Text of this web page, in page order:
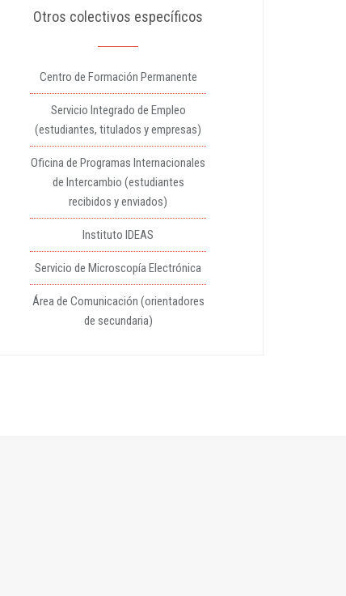
Otros colectivos específicos
Centro de Formación Permanente
Servicio Integrado de Empleo
(estudiantes, titulados y empresas)
Oficina de Programas Internacionales
de Intercambio (estudiantes
recibidos y enviados)
Instituto IDEAS
Servicio de Microscopía Electrónica
Área de Comunicación (orientadores
de secundaria)